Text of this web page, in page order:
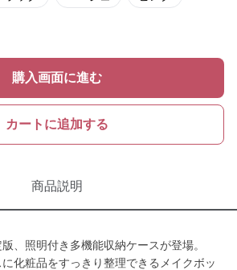
購入画面に進む
カートに追加する
商品説明
、照明付き多機能収納ケースが登場。
化粧品をすっきり整理できるメイクボッ